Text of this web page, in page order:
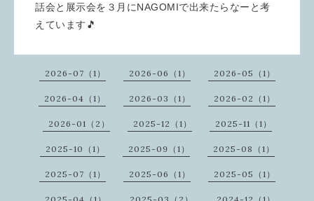
話会と展示会を３月にNAGOMIで出来たらなーと考
えています🎵
2026-07（1） 2026-06（1） 2026-05（1）
2026-04（1） 2026-03（1） 2026-02（1）
2026-01（2） 2025-12（1） 2025-11（1）
2025-10（1） 2025-09（1） 2025-08（1）
2025-07（1） 2025-06（1） 2025-05（1）